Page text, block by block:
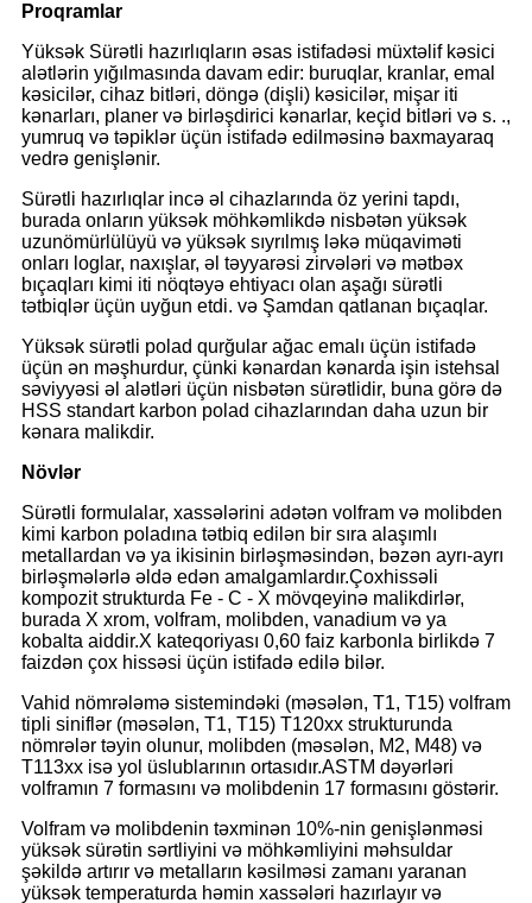
Proqramlar
Yüksək Sürətli hazırlıqların əsas istifadəsi müxtəlif kəsici
alətlərin yığılmasında davam edir: buruqlar, kranlar, emal
kəsicilər, cihaz bitləri, döngə (dişli) kəsicilər, mişar iti
kənarları, planer və birləşdirici kənarlar, keçid bitləri və s. .,
yumruq və təpiklər üçün istifadə edilməsinə baxmayaraq
vedrə genişlənir.
Sürətli hazırlıqlar incə əl cihazlarında öz yerini tapdı,
burada onların yüksək möhkəmlikdə nisbətən yüksək
uzunömürlülüyü və yüksək sıyrılmış ləkə müqaviməti
onları loglar, naxışlar, əl təyyarəsi zirvələri və mətbəx
bıçaqları kimi iti nöqtəyə ehtiyacı olan aşağı sürətli
tətbiqlər üçün uyğun etdi. və Şamdan qatlanan bıçaqlar.
Yüksək sürətli polad qurğular ağac emalı üçün istifadə
üçün ən məşhurdur, çünki kənardan kənarda işin istehsal
səviyyəsi əl alətləri üçün nisbətən sürətlidir, buna görə də
HSS standart karbon polad cihazlarından daha uzun bir
kənara malikdir.
Növlər
Sürətli formulalar, xassələrini adətən volfram və molibden
kimi karbon poladına tətbiq edilən bir sıra alaşımlı
metallardan və ya ikisinin birləşməsindən, bəzən ayrı-ayrı
birləşmələrlə əldə edən amalgamlardır.Çoxhissəli
kompozit strukturda Fe - C - X mövqeyinə malikdirlər,
burada X xrom, volfram, molibden, vanadium və ya
kobalta aiddir.X kateqoriyası 0,60 faiz karbonla birlikdə 7
faizdən çox hissəsi üçün istifadə edilə bilər.
Vahid nömrələmə sistemindəki (məsələn, T1, T15) volfram
tipli siniflər (məsələn, T1, T15) T120xx strukturunda
nömrələr təyin olunur, molibden (məsələn, M2, M48) və
T113xx isə yol üslublarının ortasıdır.ASTM dəyərləri
volframın 7 formasını və molibdenin 17 formasını göstərir.
Volfram və molibdenin təxminən 10%-nin genişlənməsi
yüksək sürətin sərtliyini və möhkəmliyini məhsuldar
şəkildə artırır və metalların kəsilməsi zamanı yaranan
yüksək temperaturda həmin xassələri hazırlayır və